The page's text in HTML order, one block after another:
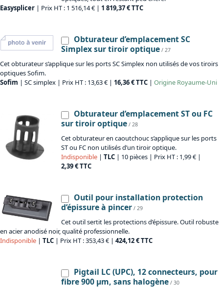
Easysplicer | Prix HT : 1 516,14 € | 1 819,37 € TTC
Obturateur d’emplacement SC
Simplex sur tiroir optique / 27
Cet obturateur s’applique sur les ports SC Simplex non utilisés de vos tiroirs
optiques Sofim.
Sofim | SC simplex | Prix HT : 13,63 € | 16,36 € TTC | Origine Royaume-Uni
Obturateur d’emplacement ST ou FC
sur tiroir optique / 28
Cet obturateur en caoutchouc s’applique sur les ports
ST ou FC non utilisés d’un tiroir optique.
Indisponible | TLC | 10 pièces | Prix HT : 1,99 € |
2,39 € TTC
Outil pour installation protection
d’épissure à pincer / 29
Cet outil sertit les protections d’épissure. Outil robuste
en acier anodisé noir, qualité professionnelle.
Indisponible | TLC | Prix HT : 353,43 € | 424,12 € TTC
Pigtail LC (UPC), 12 connecteurs, pour
fibre 900 µm, sans halogène / 30